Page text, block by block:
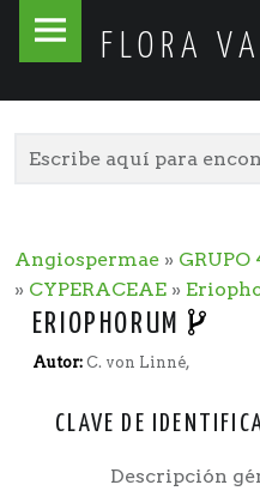
FLORA
Flora
Skip
Angiospermae» GRUPO
» CYPERACEAE»
ERIOPHORUM
Autor: C. von Linné,
CLAVE DE
Descripción